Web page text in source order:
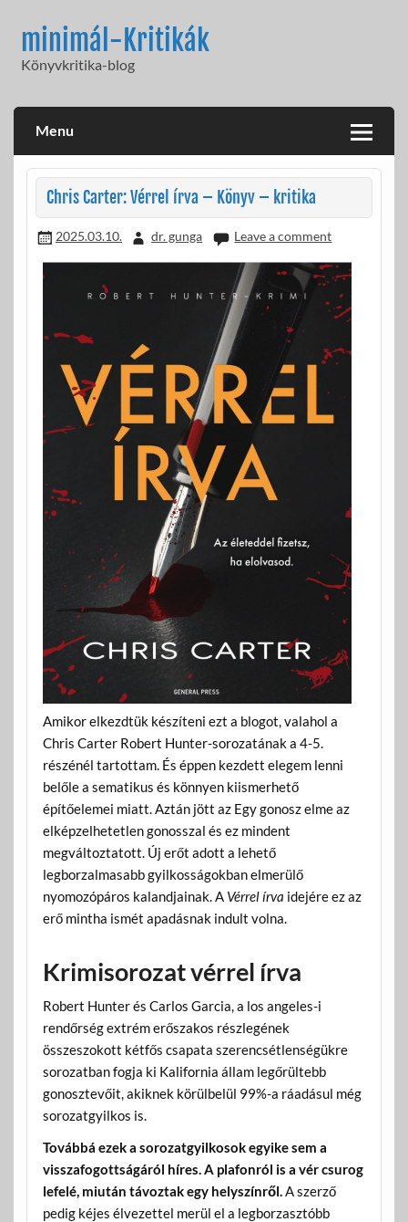
contentminimál-Kritikák
Könyvkritika-blog
Menu
Chris Carter: Vérrel írva – Könyv – kritika
2025.03.10. dr. gunga Leave a comment
Amikor elkezdtük készíteni ezt a blogot, valahol a
Chris Carter Robert Hunter-sorozatának a 4-5.
részénél tartottam. És éppen kezdett elegem lenni
belőle a sematikus és könnyen kiismerhető
építőelemei miatt. Aztán jött az Egy gonosz elme az
elképzelhetetlen gonosszal és ez mindent
megváltoztatott. Új erőt adott a lehető
legborzalmasabb gyilkosságokban elmerülő
nyomozópáros kalandjainak. A Vérrel írva idejére ez az
erő mintha ismét apadásnak indult volna.
Krimisorozat vérrel írva
Robert Hunter és Carlos Garcia, a los angeles-i
rendőrség extrém erőszakos részlegének
összeszokott kétfős csapata szerencsétlenségükre
sorozatban fogja ki Kalifornia állam legőrültebb
gonosztevőit, akiknek körülbelül 99%-a ráadásul még
sorozatgyilkos is.
Továbbá ezek a sorozatgyilkosok egyike sem a
visszafogottságáról híres. A plafonról is a vér csurog
lefelé, miután távoztak egy helyszínről.A szerző
pedig kéjes élvezettel merül el a legborzasztóbb